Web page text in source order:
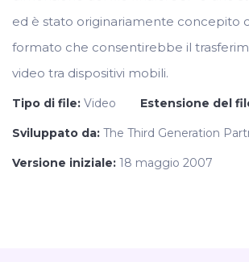
ed è stato originariamente concepito
formato che consentirebbe il
video tra dispositivi mobili.
Tipo di file: Video Estensione del
Sviluppato da: The Third Generation
Versione iniziale: 18 maggio 2007